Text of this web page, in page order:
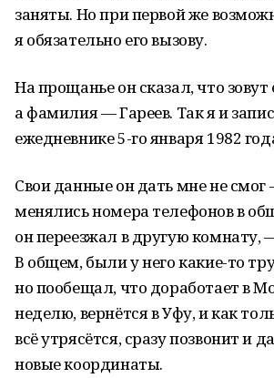
заняты. Но при первой же
я обязательно его вызову.
На прощанье он сказал, что зовут
а фамилия — Гареев. Так я и
ежедневнике 5-го января 1982
Свои данные он дать мне не
менялись номера телефонов в
он переезжал в другую комнату,
В общем, были у него какие-то
но пообещал, что доработает в
неделю, вернётся в Уфу, и как
всё утрясётся, сразу позвонит и
новые координаты.